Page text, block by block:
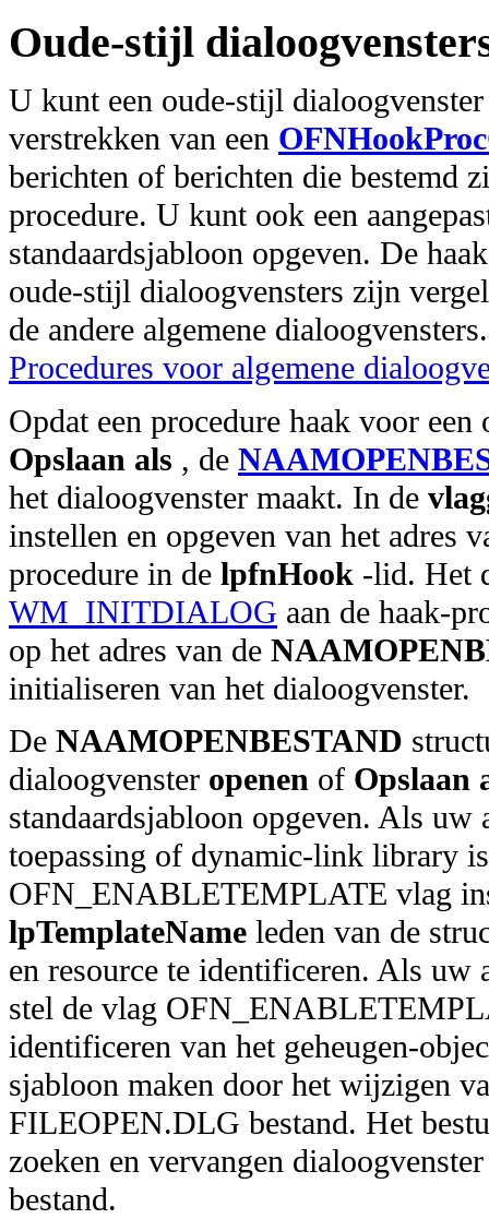
Oude-stijl
U kunt een oude-stijl
verstrekken van een
berichten of berichten die bestemd
procedure. U kunt ook een
standaardsjabloon opgeven. De
oude-stijl dialoogvensters zijn
de andere algemene
Procedures voor algemene
Opdat een procedure haak voor
Opslaan als , de
het dialoogvenster maakt. In de
instellen en opgeven van het adres
procedure in de lpfnHook -lid. Het
WM_INITDIALOG aan de haak-
op het adres van de
initialiseren van het dialoogvenster.
De NAAMOPENBESTAND
dialoogvenster openen of Opslaan
standaardsjabloon opgeven. Als uw
toepassing of dynamic-link library
OFN_ENABLETEMPLATE vlag
lpTemplateName leden van de
en resource te identificeren. Als uw
stel de vlag
identificeren van het geheugen-
sjabloon maken door het wijzigen
FILEOPEN.DLG bestand. Het
zoeken en vervangen
bestand.